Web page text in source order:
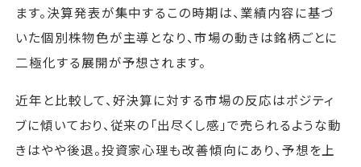
ます。決算発表が集中するこの時期は、業績内容に基づ
いた個別株物色が主導となり、市場の動きは銘柄ごとに
二極化する展開が予想されます。
近年と比較して、好決算に対する市場の反応はポジティ
ブに傾いており、従来の「出尽くし感」で売られるような動
きはやや後退。投資家心理も改善傾向にあり、予想を上